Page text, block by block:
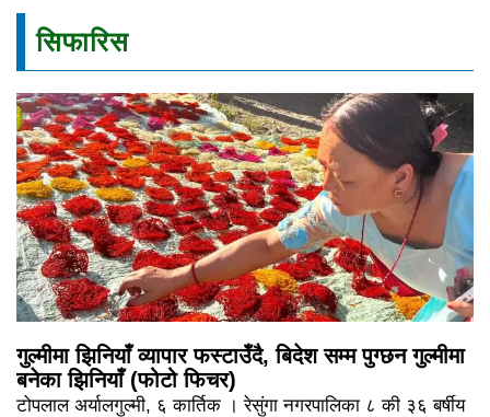
सिफारिस
गुल्मीमा झिनियाँ व्यापार फस्टाउँदै, बिदेश सम्म पुग्छन गुल्मीमा
बनेका झिनियाँ (फोटो फिचर)
टोपलाल अर्यालगुल्मी, ६ कार्तिक । रेसुंगा नगरपालिका ८ की ३६ बर्षीय